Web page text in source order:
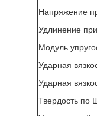
Напряжение
Удлинение
Модуль
Ударная
Ударная
Твердость по